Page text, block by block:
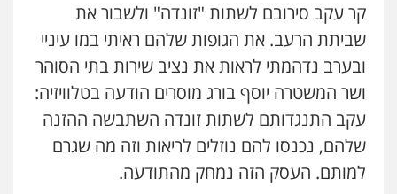
קר עקב סירובם לשתות "זונדה" ולשבור את
שביתת הרעב. את הגופות שלהם ראיתי במו עיניי
ובערב נדהמתי לראות את נציב שירות בתי הסוהר
ושר המשטרה יוסף בורג מוסרים הודעה בטלוויזיה:
עקב התנגדותם לשתות זונדה השתבשה ההזנה
שלהם, נכנסו להם נוזלים לריאות וזה מה שגרם
למותם. העסק הזה נמחק מהתודעה.